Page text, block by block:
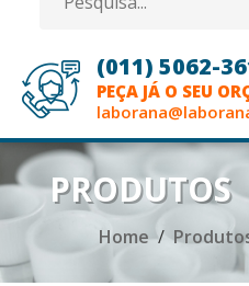
(011) 5062-
PEÇA JÁ O SEU
PRODUTOS
Home